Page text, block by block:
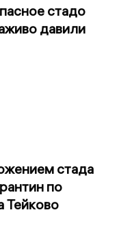
стадо
давили
стада
по
Тейково